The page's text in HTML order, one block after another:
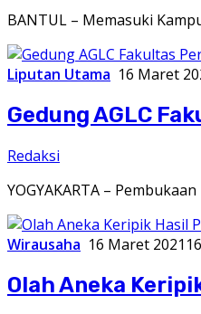
BANTUL – Memasuki
Liputan Utama 16 Maret
Gedung AGLC
Redaksi
YOGYAKARTA –
Wirausaha 16 Maret 2021
Olah Aneka